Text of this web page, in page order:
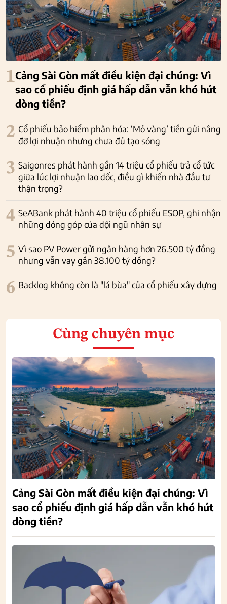
1Cảng Sài Gòn mất điều kiện đại chúng: Vì
sao cổ phiếu định giá hấp dẫn vẫn khó hút
dòng tiền?
2 Cổ phiếu bảo hiểm phân hóa: ‘Mỏ vàng’ tiền gửi nâng
đỡ lợi nhuận nhưng chưa đủ tạo sóng
3 Saigonres phát hành gần 14 triệu cổ phiếu trả cổ tức
giữa lúc lợi nhuận lao dốc, điều gì khiến nhà đầu tư
thận trọng?
4 SeABank phát hành 40 triệu cổ phiếu ESOP, ghi nhận
những đóng góp của đội ngũ nhân sự
5 Vì sao PV Power gửi ngân hàng hơn 26.500 tỷ đồng
nhưng vẫn vay gần 38.100 tỷ đồng?
6 Backlog không còn là "lá bùa" của cổ phiếu xây dựng
Cùng chuyên mục
Cảng Sài Gòn mất điều kiện đại chúng: Vì
sao cổ phiếu định giá hấp dẫn vẫn khó hút
dòng tiền?